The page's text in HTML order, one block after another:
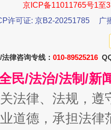
一
京ICP备11011765号1至
许可证: 京B2-20251785
广
律咨询专线： 010-89525216
民/法治/法制/新
法律、法规，
道德，承担法